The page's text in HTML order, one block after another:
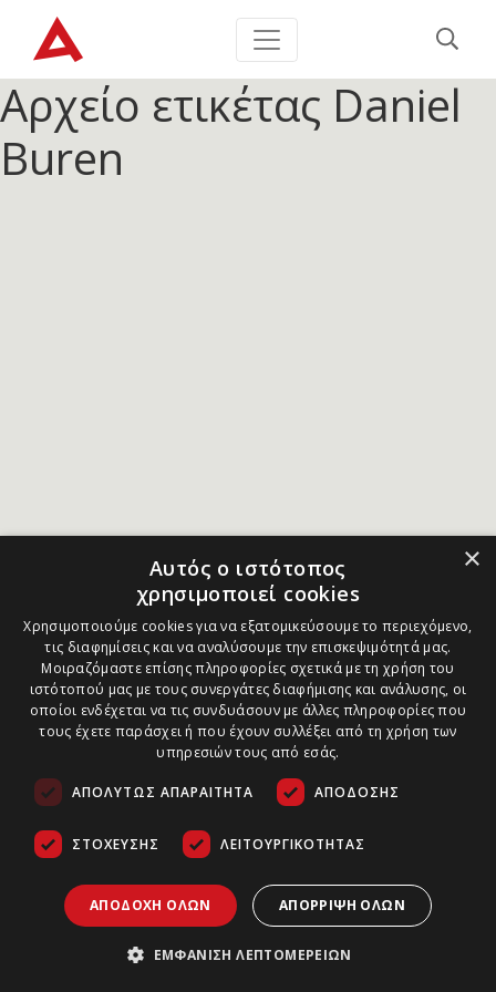
Αρχείο ετικέτας Daniel
Buren
×
Αυτός ο ιστότοπος
χρησιμοποιεί cookies
Χρησιμοποιούμε cookies για να εξατομικεύσουμε το περιεχόμενο,
τις διαφημίσεις και να αναλύσουμε την επισκεψιμότητά μας.
Μοιραζόμαστε επίσης πληροφορίες σχετικά με τη χρήση του
ιστότοπού μας με τους συνεργάτες διαφήμισης και ανάλυσης, οι
οποίοι ενδέχεται να τις συνδυάσουν με άλλες πληροφορίες που
τους έχετε παράσχει ή που έχουν συλλέξει από τη χρήση των
υπηρεσιών τους από εσάς.
ΑΠΟΛΎΤΩΣ ΑΠΑΡΑΊΤΗΤΑ ΑΠΌΔΟΣΗΣ
ΣΤΌΧΕΥΣΗΣ ΛΕΙΤΟΥΡΓΙΚΌΤΗΤΑΣ
ΑΠΟΔΟΧΉ ΌΛΩΝ ΑΠΌΡΡΙΨΗ ΌΛΩΝ
ΕΜΦΆΝΙΣΗ ΛΕΠΤΟΜΕΡΕΙΏΝ